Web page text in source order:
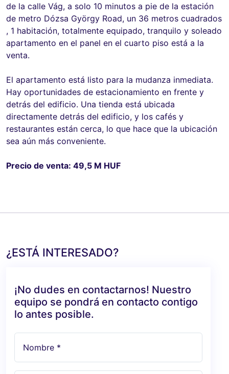
de la calle Vág, a solo 10 minutos a pie de la estación
de metro Dózsa György Road, un 36 metros cuadrados
, 1 habitación, totalmente equipado, tranquilo y soleado
apartamento en el panel en el cuarto piso está a la
venta.
El apartamento está listo para la mudanza inmediata.
Hay oportunidades de estacionamiento en frente y
detrás del edificio. Una tienda está ubicada
directamente detrás del edificio, y los cafés y
restaurantes están cerca, lo que hace que la ubicación
sea aún más conveniente.
Precio de venta: 49,5 M HUF
¿ESTÁ INTERESADO?
¡No dudes en contactarnos! Nuestro
equipo se pondrá en contacto contigo
lo antes posible.
Nombre *